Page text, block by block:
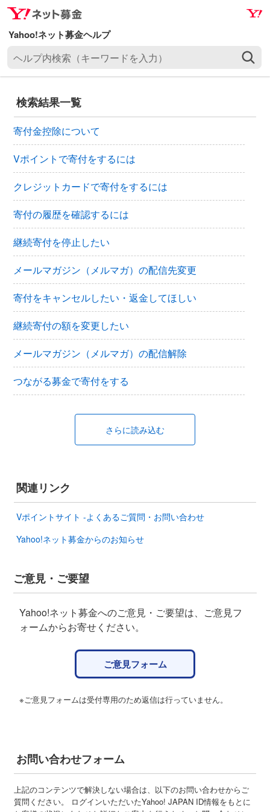
ナ
ビ
ゲ
ー
ン
へ
ス
キ
ッ
プ
メ
イ
ン
コ
ン
ツ
へ
ス
キ
ッ
プ
プ
索
（
キ
ワ
ー
ド
を
入
力
）
検索結果一覧
寄付金控除について
Vポイントで寄付をするには
クレジットカードで寄付をするには
寄付の履歴を確認するには
継続寄付を停止したい
メールマガジン（メルマガ）の配信先変更
寄付をキャンセルしたい・返金してほしい
継続寄付の額を変更したい
メールマガジン（メルマガ）の配信解除
つながる募金で寄付をする
さらに読み込む
関連リンク
Vポイントサイト -よくあるご質問・お問い合わせ
Yahoo!ネット募金からのお知らせ
ご意見・ご要望
Yahoo!ネット募金へのご意見・ご要望は、ご意見フ
ォームからお寄せください。
ご意見フォーム
※ご意見フォームは受付専用のため返信は行っていません。
お問い合わせフォーム
上記のコンテンツで解決しない場合は、以下のお問い合わせからご
質問ください。 ログインいただいたYahoo! JAPAN ID情報をもとに